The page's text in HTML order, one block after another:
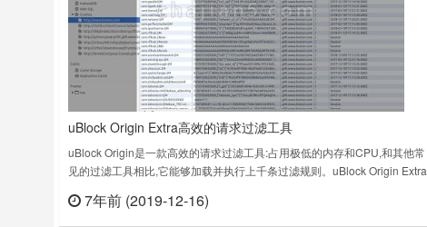
uBlock Origin Extra高效的请求过滤工具
uBlock Origin是一款高效的请求过滤工具:占用极低的内存和CPU,和其他常
见的过滤工具相比,它能够加载并执行上千条过滤规则。uBlock Origin Extra
7年前 (2019-12-16)